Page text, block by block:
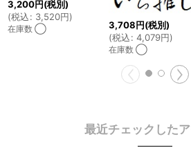
3,200円(税別)
(税込: 3,520円)
在庫数 ◯ 3,708円(税別)
(税込: 4,079円)
在庫数 ◯
最近チェックした